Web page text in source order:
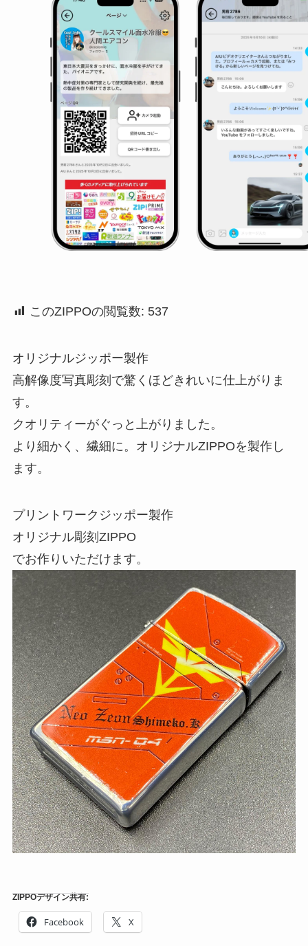
このZIPPOの閲覧数: 537
オリジナルジッポー製作
高解像度写真彫刻で驚くほどきれいに仕上がりま
す。
クオリティーがぐっと上がりました。
より細かく、繊細に。オリジナルZIPPOを製作し
ます。
プリントワークジッポー製作
オリジナル彫刻ZIPPO
でお作りいただけます。
ZIPPOデザイン共有:
Facebook X